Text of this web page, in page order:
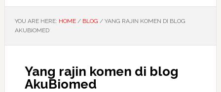
YOU ARE HERE: HOME / BLOG /YANG RAJIN KOMEN DI BLOG
AKUBIOMED
Yang rajin komen di blog
AkuBiomed